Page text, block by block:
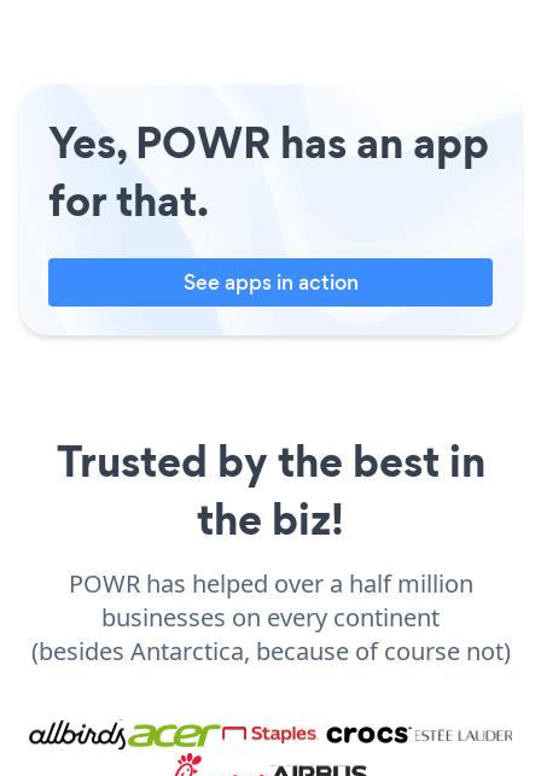
Yes, POWR has an app
for that.
See apps in action
Trusted by the best in
the biz!
POWR has helped over a half million
businesses on every continent
(besides Antarctica, because of course not)